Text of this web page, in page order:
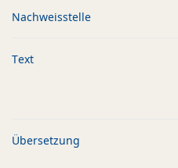
Nachweisstelle
Text
Übersetzung